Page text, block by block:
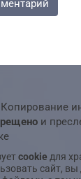
и
cookie для
сайт, вы